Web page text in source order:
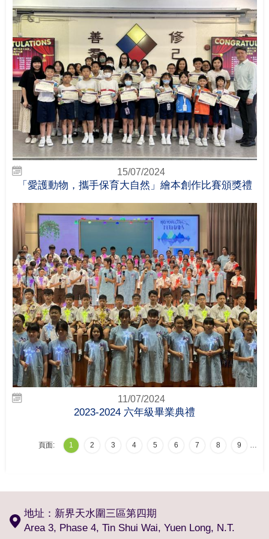
15/07/2024
「愛護動物，攜手保育大自然」繪本創作比賽頒獎禮
11/07/2024
2023-2024 六年級畢業典禮
頁面: 1 2 3 4 5 6 7 8 9 …
地址：新界天水圍三區第四期
Area 3, Phase 4, Tin Shui Wai, Yuen Long, N.T.